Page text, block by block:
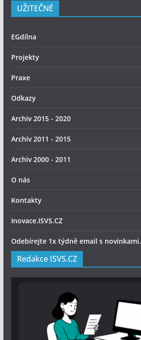
UŽITEČNÉ
EGdílna
Projekty
Praxe
Odkazy
Archiv 2015 - 2020
Archiv 2011 - 2015
Archiv 2000 - 2011
O nás
Kontakty
Inovace.ISVS.CZ
Odebírejte 1x týdně email s novinkami.
Redakce ISVS.CZ